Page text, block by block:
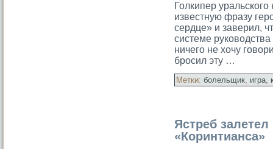
Голкипер
известную фразу
сердце» и заверил,
системе
ничего не хочу
бросил эту …
Метки: болельщик, игра,
Ястреб
«Коринтианса»